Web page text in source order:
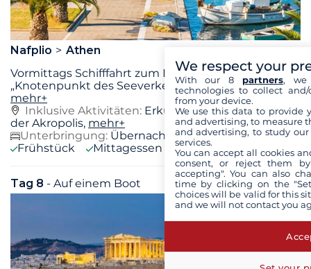
Nafplio
Athen
Vormittags Schifffahrt zum Hafen von Piräus, dem
„Knotenpunkt des Seeverkehrs“, der seit der...
mehr+
Inklusive Aktivitäten: Erkundung von Athen und
der Akropolis, mehr+
Unterbringung: Übernachtung auf dem Boot
Frühstück
Mittagessen Abendessen
Tag 8 - Auf einem Boot Mi. 14 April 2027
We respect your
With our 8 partners, we
technologies to collect
from your device.
We use this data to provide
and advertising, to measure
and advertising, to study
services.
You can accept all cookies
consent, or reject them
accepting". You can also
time by clicking on the
choices will be valid for this
and we will not contact you